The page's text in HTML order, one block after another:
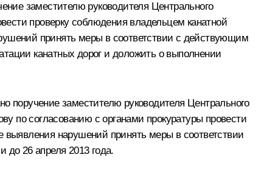
заместителю руководителя Центрального
проверку соблюдения владельцем канатной
принять меры в соответствии с действующим
канатных дорог и доложить о выполнении
поручение заместителю руководителя Центрального
по согласованию с органами прокуратуры провести
нарушений принять меры в соответствии
26 апреля 2013 года.